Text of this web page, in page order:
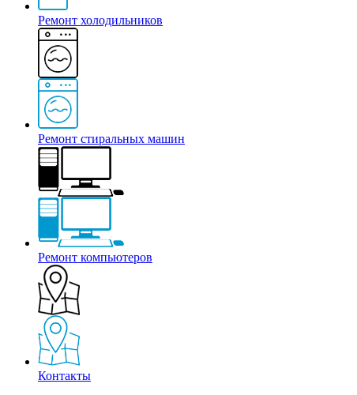
Ремонт холодильников
Ремонт стиральных машин
Ремонт компьютеров
Контакты